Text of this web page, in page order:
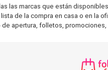
las marcas que están
de la compra en casa o en la
apertura, folletos,